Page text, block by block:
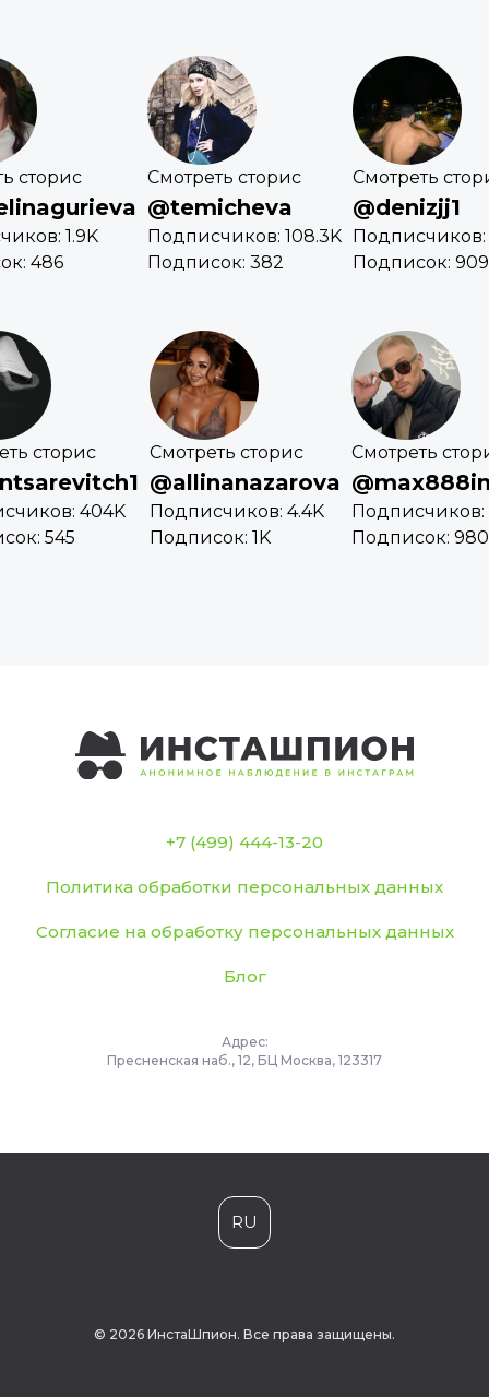
сторис
1.9K
486
Смотреть сторис
@temicheva
Подписчиков: 108.3K
Подписок: 382
Смотреть
@denizjj1
Подписчиков:
Подписок: 909
сторис
404K
545
Смотреть сторис
@allinanazarova
Подписчиков: 4.4K
Подписок: 1K
Смотреть
Подписчиков:
Подписок: 980
+7 (499) 444-13-20
Политика обработки персональных данных
Согласие на обработку персональных данных
Блог
Адрес:
Пресненская наб., 12, БЦ Москва, 123317
RU
© 2026 ИнстаШпион. Все права защищены.